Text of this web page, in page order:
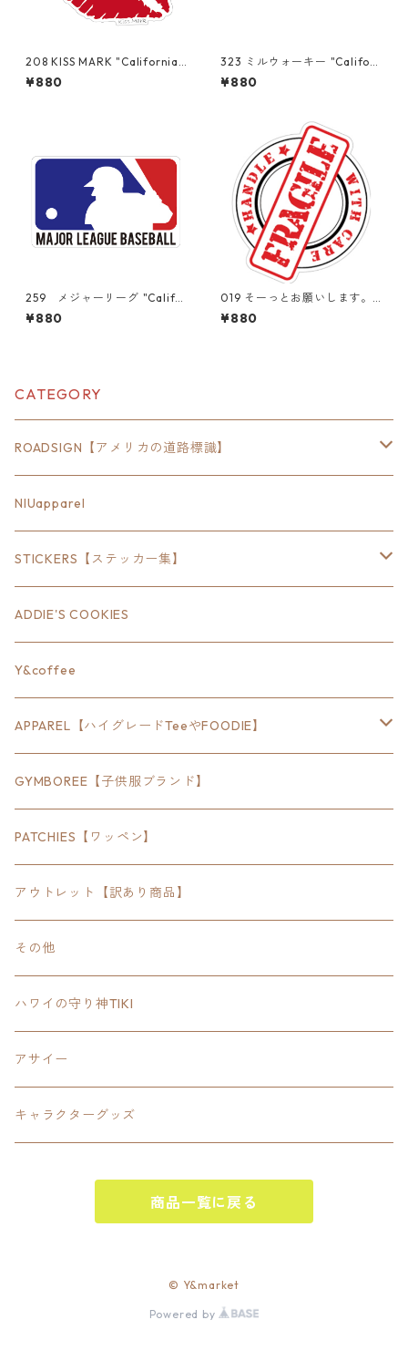
208 KISS MARK "California
Market Center" アメリカン
ステッカー スーツケース
¥880
323 ミルウォーキー "Californ
ia Market Center" アメリカ
ンステッカー スーツケー
¥880
259 メジャーリーグ "Califor
nia Market Center" アメリ
カンステッカー スーツケー
¥880
019 そーっとお願いします。F
RAGILE "California Market
Center" アメリカンステッカ
¥880
CATEGORY
ROADSIGN【アメリカの道路標識】
18inch×6inch
18inch×8inch
18inch×12inch
24inch×8inch
18inch×24inch
30inch×24inch
18inchオクタゴン八角形
24inchオクタゴン八角形
18inch×18inchスクエア正方形
California State Routeカリフォルニア州
Interstate 州間道路型
U.S. Route国道（アメリカ）
NIUapparel
STICKERS【ステッカー集】
ステート
ハウス
クルマ
セキュリティ
アウトドア
スポーツ
ピクトグラム
ブランド
ミリタリー
ゲーム
ジャパンスタイル
ADDIE'S COOKIES
Y&coffee
APPAREL【ハイグレードTeeやFOODIE】
Bradley
SEWTS
FOODIE
KIDS
POMONA
GYMBOREE【子供服ブランド】
PATCHIES【ワッペン】
アウトレット【訳あり商品】
その他
ハワイの守り神TIKI
アサイー
キャラクターグッズ
商品一覧に戻る
© Y&market
Powered by